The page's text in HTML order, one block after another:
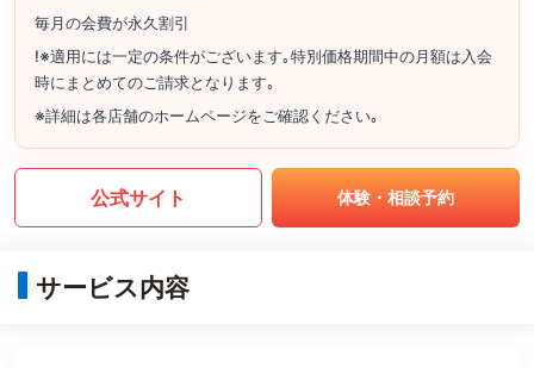
毎月の会費が永久割引
!※適用には一定の条件がございます｡特別価格期間中の月額は入会
時にまとめてのご請求となります｡
※詳細は各店舗のホームページをご確認ください｡
公式サイト 体験・相談予約
サービス内容